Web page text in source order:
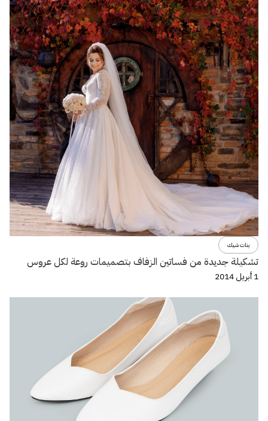
بنات شيك
تشكيلة جديدة من فساتين الزفاف بتصميمات روعة لكل عروس
1 أبريل 2014